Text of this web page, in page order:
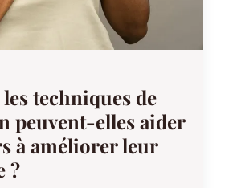
techniques de
peuvent-elles aider
à améliorer leur
?